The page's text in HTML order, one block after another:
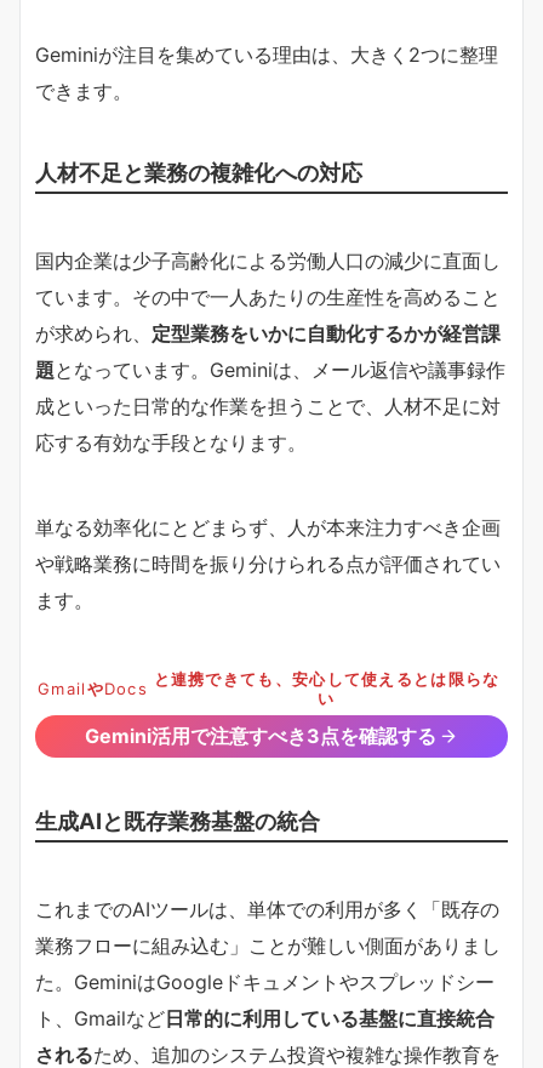
Geminiが注目を集めている理由は、大きく2つに整理
できます。
人材不足と業務の複雑化への対応
国内企業は少子高齢化による労働人口の減少に直面し
ています。その中で一人あたりの生産性を高めること
が求められ、 定型業務をいかに自動化するかが経営課
題となっています。Geminiは、メール返信や議事録作
成といった日常的な作業を担うことで、人材不足に対
応する有効な手段となります。
単なる効率化にとどまらず、人が本来注力すべき企画
や戦略業務に時間を振り分けられる点が評価されてい
ます。
GmailやDocs と連携できても、安心して使えるとは限らな
い
Gemini活用で注意すべき3点を確認する
生成AIと既存業務基盤の統合
これまでのAIツールは、単体での利用が多く「既存の
業務フローに組み込む」ことが難しい側面がありまし
た。GeminiはGoogleドキュメントやスプレッドシー
ト、Gmailなど日常的に利用している基盤に直接統合
されるため、追加のシステム投資や複雑な操作教育を